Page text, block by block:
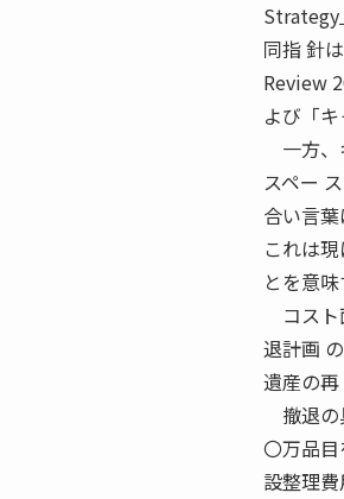
Strategy
同指 針
Review
よび「
一方、
スペー
合い言葉
これは
とを意味
コスト
退計画
遺産の
撤退の
〇万品
設整理